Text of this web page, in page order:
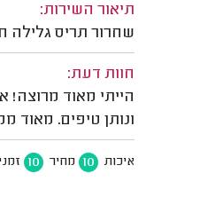
תיאור השירות:
שחרור תריס
חוות דעת:
הייתי מאוד מרוצה!
ונותן טיפים. מאוד
איכות 10 מחיר 10